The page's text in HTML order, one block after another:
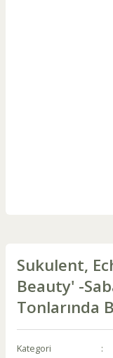
Sukulent,
Beauty' -
Tonlarında
Kategori